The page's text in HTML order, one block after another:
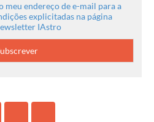
endereço de e-mail para a
explicitadas na página
IAstro